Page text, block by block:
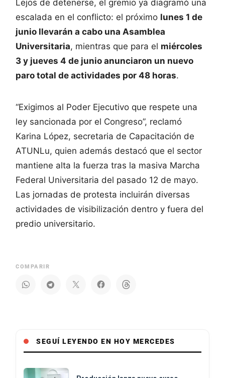
Lejos de detenerse, el gremio ya diagramó una
escalada en el conflicto: el próximo lunes 1 de
junio llevarán a cabo una Asamblea
Universitaria, mientras que para el miércoles
3 y jueves 4 de junio anunciaron un nuevo
paro total de actividades por 48 horas.
“Exigimos al Poder Ejecutivo que respete una
ley sancionada por el Congreso”, reclamó
Karina López, secretaria de Capacitación de
ATUNLu, quien además destacó que el sector
mantiene alta la fuerza tras la masiva Marcha
Federal Universitaria del pasado 12 de mayo.
Las jornadas de protesta incluirán diversas
actividades de visibilización dentro y fuera del
predio universitario.
COMPARIR
SEGUÍ LEYENDO EN HOY MERCEDES